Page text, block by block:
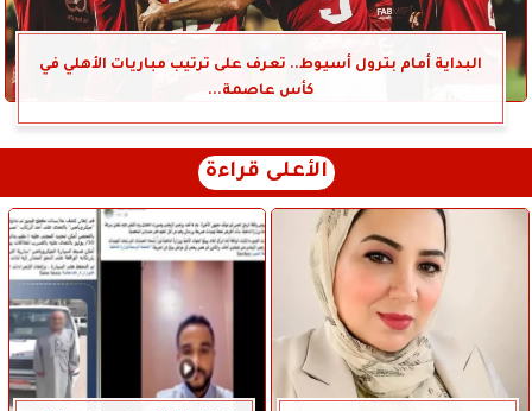
البداية أمام بترول أسيوط.. تعرف على ترتيب مباريات الأهلي في
كأس عاصمة...
الأعلى قراءة